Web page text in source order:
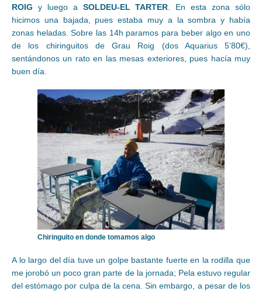
ROIG y luego a SOLDEU-EL TARTER. En esta zona sólo
hicimos una bajada, pues estaba muy a la sombra y había
zonas heladas. Sobre las 14h paramos para beber algo en uno
de los chiringuitos de Grau Roig (dos Aquarius 5’80€),
sentándonos un rato en las mesas exteriores, pues hacía muy
buen día.
Chiringuito en donde tomamos algo
A lo largo del día tuve un golpe bastante fuerte en la rodilla que
me jorobó un poco gran parte de la jornada; Pela estuvo regular
del estómago por culpa de la cena. Sin embargo, a pesar de los